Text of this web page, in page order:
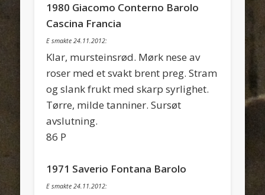
1980 Giacomo Conterno Barolo
Cascina Francia
E smakte 24.11.2012:
Klar, mursteinsrød. Mørk nese av
roser med et svakt brent preg. Stram
og slank frukt med skarp syrlighet.
Tørre, milde tanniner. Sursøt
avslutning.
86 P
1971 Saverio Fontana Barolo
E smakte 24.11.2012: